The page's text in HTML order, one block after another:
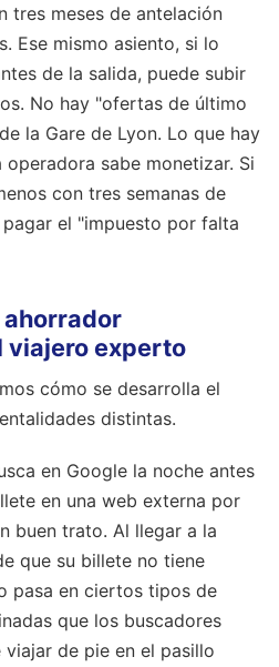
tres meses de antelación
Ese mismo asiento, si lo
de la salida, puede subir
No hay "ofertas de último
la Gare de Lyon. Lo que hay
sabe monetizar. Si
con tres semanas de
el "impuesto por falta
ahorrador
viajero experto
cómo se desarrolla el
distintas.
en Google la noche antes
en una web externa por
buen trato. Al llegar a la
que su billete no tiene
pasa en ciertos tipos de
que los buscadores
de pie en el pasillo